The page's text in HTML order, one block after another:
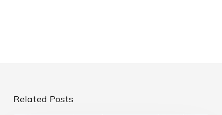
Related Posts